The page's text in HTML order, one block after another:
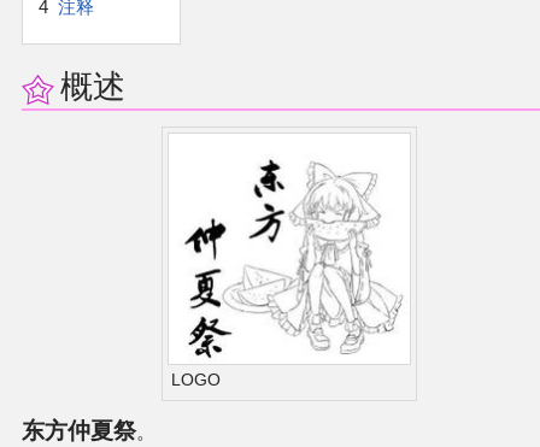
4 注释
概述
LOGO
东方仲夏祭。
官方游戏
官方音乐
东方相关活动